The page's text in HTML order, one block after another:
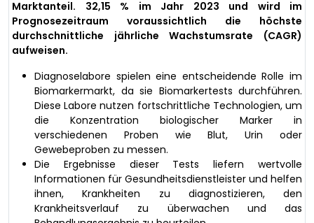
Marktanteil. 32,15 % im Jahr 2023 und wird im
Prognosezeitraum voraussichtlich die höchste
durchschnittliche jährliche Wachstumsrate (CAGR)
aufweisen.
Diagnoselabore spielen eine entscheidende Rolle im
Biomarkermarkt, da sie Biomarkertests durchführen.
Diese Labore nutzen fortschrittliche Technologien, um
die Konzentration biologischer Marker in
verschiedenen Proben wie Blut, Urin oder
Gewebeproben zu messen.
Die Ergebnisse dieser Tests liefern wertvolle
Informationen für Gesundheitsdienstleister und helfen
ihnen, Krankheiten zu diagnostizieren, den
Krankheitsverlauf zu überwachen und das